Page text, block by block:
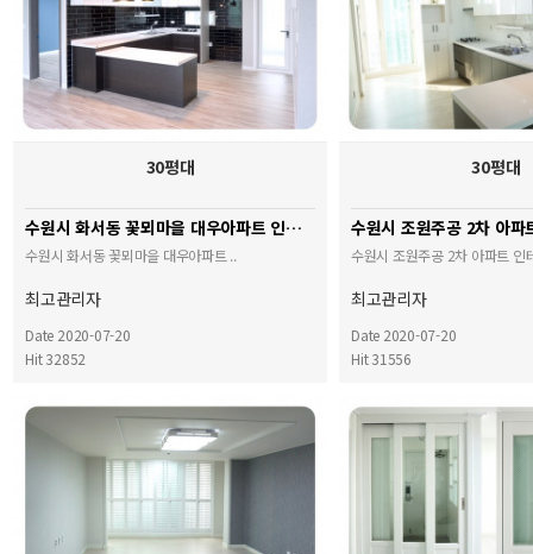
30평대
수원시 화서동 꽃뫼마을 대우아파트 인테리어 + 3
수원시 화서동 꽃뫼마을 대우아파트 ..
최고관리자
Date 2020-07-20
Hit 32852
30평대
수원시 조원주공 2차 아파
수원시 조원주공 2차 아파트 인
최고관리자
Date 2020-07-20
Hit 31556